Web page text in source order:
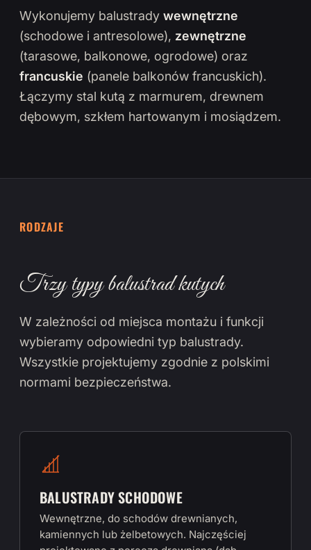
Wykonujemy balustrady wewnętrzne
(schodowe i antresolowe), zewnętrzne
(tarasowe, balkonowe, ogrodowe) oraz
francuskie (panele balkonów francuskich).
Łączymy stal kutą z marmurem, drewnem
dębowym, szkłem hartowanym i mosiądzem.
RODZAJE
Trzy typy balustrad kutych
W zależności od miejsca montażu i funkcji
wybieramy odpowiedni typ balustrady.
Wszystkie projektujemy zgodnie z polskimi
normami bezpieczeństwa.
BALUSTRADY SCHODOWE
Wewnętrzne, do schodów drewnianych,
kamiennych lub żelbetowych. Najczęściej